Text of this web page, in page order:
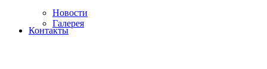
Новости
Галерея
Контакты